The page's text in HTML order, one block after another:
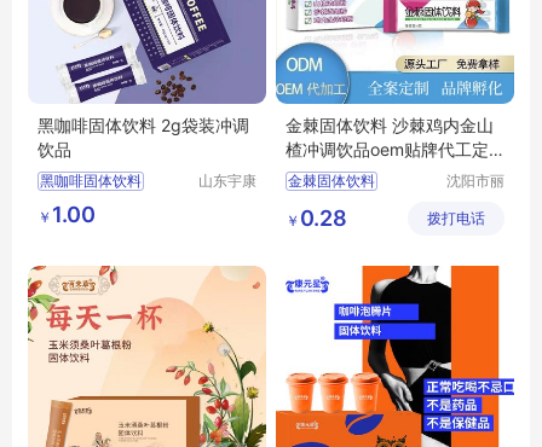
黑咖啡固体饮料 2g袋装冲调
饮品
黑咖啡固体饮料
黑咖啡固体饮料贴牌
袋装冲调饮品代工
山东宇康
￥ 1.00
金棘固体饮料 沙棘鸡内金山
楂冲调饮品oem贴牌代工定
制生产厂家
金棘固体饮料
鸡内金山楂
oem贴牌代工定制生产厂家
沈阳市丽
药科技有
￥ 0.28 拨打电话